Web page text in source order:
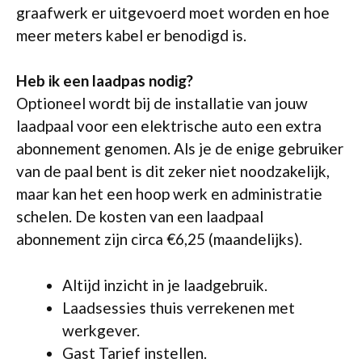
graafwerk er uitgevoerd moet worden en hoe
meer meters kabel er benodigd is.
Heb ik een laadpas nodig?
Optioneel wordt bij de installatie van jouw
laadpaal voor een elektrische auto een extra
abonnement genomen. Als je de enige gebruiker
van de paal bent is dit zeker niet noodzakelijk,
maar kan het een hoop werk en administratie
schelen. De kosten van een laadpaal
abonnement zijn circa €6,25 (maandelijks).
Altijd inzicht in je laadgebruik.
Laadsessies thuis verrekenen met
werkgever.
Gast Tarief instellen.